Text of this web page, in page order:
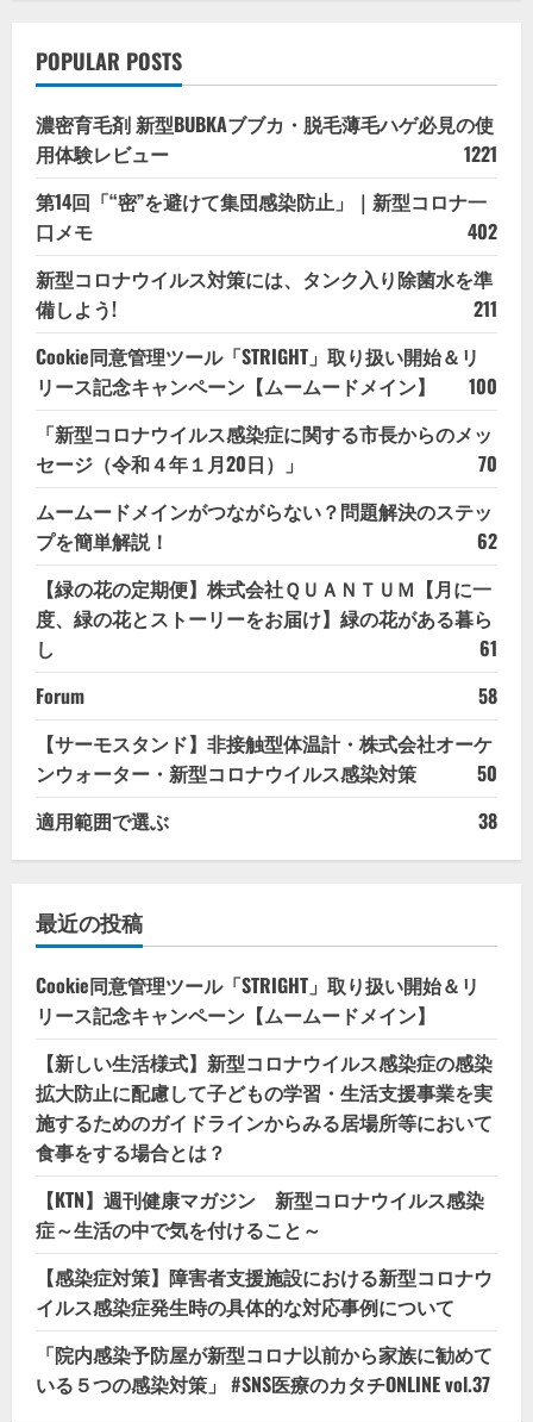
POPULAR POSTS
濃密育毛剤 新型BUBKAブブカ・脱毛薄毛ハゲ必見の使
用体験レビュー
1221
第14回「“密”を避けて集団感染防止」｜新型コロナ一
口メモ
402
新型コロナウイルス対策には、タンク入り除菌水を準
備しよう!
211
Cookie同意管理ツール「STRIGHT」取り扱い開始＆リ
リース記念キャンペーン【ムームードメイン】
100
「新型コロナウイルス感染症に関する市長からのメッ
セージ（令和４年１月20日）」
70
ムームードメインがつながらない？問題解決のステッ
プを簡単解説！
62
【緑の花の定期便】株式会社ＱＵＡＮＴＵＭ【月に一
度、緑の花とストーリーをお届け】緑の花がある暮ら
し
61
Forum
58
【サーモスタンド】非接触型体温計・株式会社オーケ
ンウォーター・新型コロナウイルス感染対策
50
適用範囲で選ぶ
38
最近の投稿
Cookie同意管理ツール「STRIGHT」取り扱い開始＆リ
リース記念キャンペーン【ムームードメイン】
【新しい生活様式】新型コロナウイルス感染症の感染
拡大防止に配慮して子どもの学習・生活支援事業を実
施するためのガイドラインからみる居場所等において
食事をする場合とは？
【KTN】週刊健康マガジン 新型コロナウイルス感染
症～生活の中で気を付けること～
【感染症対策】障害者支援施設における新型コロナウ
イルス感染症発生時の具体的な対応事例について
「院内感染予防屋が新型コロナ以前から家族に勧めて
いる５つの感染対策」 #SNS医療のカタチONLINE vol.37